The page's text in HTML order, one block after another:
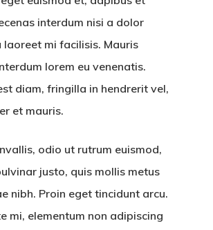
interdum nisi a dolor
laoreet mi facilisis. Mauris
lorem eu venenatis.
diam, fringilla in hendrerit vel,
et mauris.
odio ut rutrum euismod,
justo, quis mollis metus
nibh. Proin eget tincidunt arcu.
mi, elementum non adipiscing